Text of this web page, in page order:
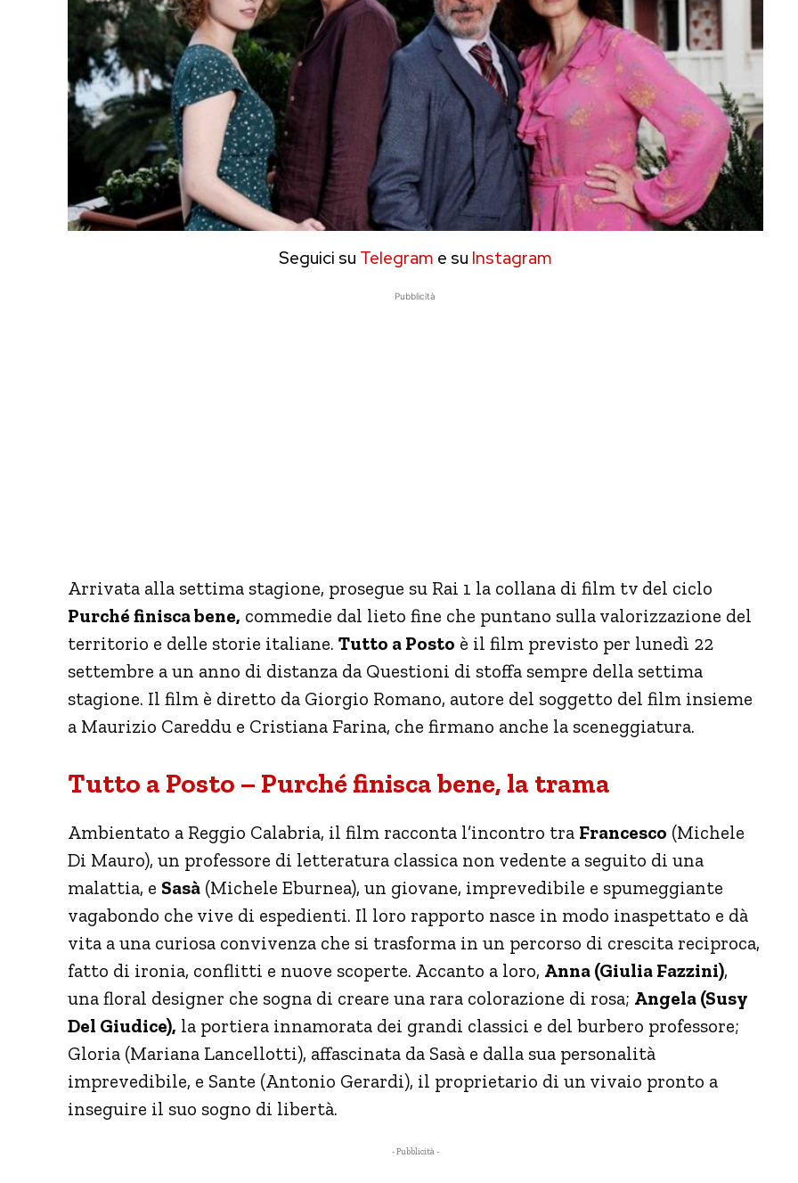
Seguici su Telegram e su Instagram
Pubblicità
Arrivata alla settima stagione, prosegue su Rai 1 la collana di film tv del ciclo
Purché finisca bene, commedie dal lieto fine che puntano sulla valorizzazione del
territorio e delle storie italiane. Tutto a Posto è il film previsto per lunedì 22
settembre a un anno di distanza da Questioni di stoffa sempre della settima
stagione. Il film è diretto da Giorgio Romano, autore del soggetto del film insieme
a Maurizio Careddu e Cristiana Farina, che firmano anche la sceneggiatura.
Tutto a Posto – Purché finisca bene, la trama
Ambientato a Reggio Calabria, il film racconta l’incontro tra Francesco (Michele
Di Mauro), un professore di letteratura classica non vedente a seguito di una
malattia, e Sasà (Michele Eburnea), un giovane, imprevedibile e spumeggiante
vagabondo che vive di espedienti. Il loro rapporto nasce in modo inaspettato e dà
vita a una curiosa convivenza che si trasforma in un percorso di crescita reciproca,
fatto di ironia, conflitti e nuove scoperte. Accanto a loro, Anna (Giulia Fazzini),
una floral designer che sogna di creare una rara colorazione di rosa; Angela (Susy
Del Giudice), la portiera innamorata dei grandi classici e del burbero professore;
Gloria (Mariana Lancellotti), affascinata da Sasà e dalla sua personalità
imprevedibile, e Sante (Antonio Gerardi), il proprietario di un vivaio pronto a
inseguire il suo sogno di libertà.
- Pubblicità -